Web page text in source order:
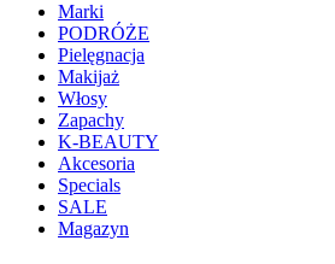
Marki
PODRÓŻE
Pielęgnacja
Makijaż
Włosy
Zapachy
K-BEAUTY
Akcesoria
Specials
SALE
Magazyn